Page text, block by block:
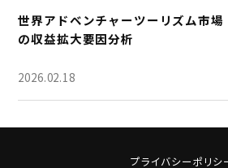
世界アドベンチャーツーリズム市場
の収益拡大要因分析
2026.02.18
プライバシーポリシ